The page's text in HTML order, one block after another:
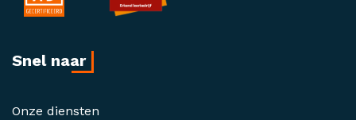
Snel naar
Onze diensten